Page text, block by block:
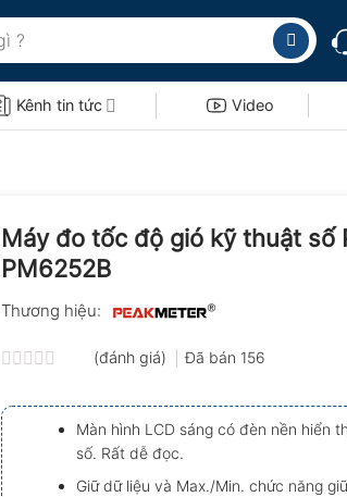
Kênh tin tức Video
Máy đo tốc độ gió kỹ thuật số
PM6252B
Thương hiệu:
xếp
hạng
0.0
5
sao
(đánh giá) Đã bán 156
Màn hình LCD sáng có đèn nền hiển
số. Rất dễ đọc.
Giữ dữ liệu và Max./Min. chức năng